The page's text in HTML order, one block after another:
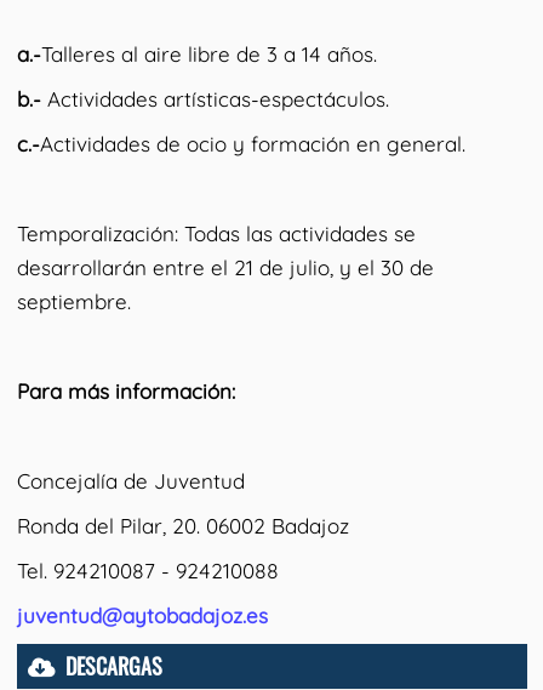
a.-Talleres al aire libre de 3 a 14 años.
b.-Actividades artísticas-espectáculos.
c.-Actividades de ocio y formación en general.
Temporalización: Todas las actividades se
desarrollarán entre el 21 de julio, y el 30 de
septiembre.
Para más información:
Concejalía de Juventud
Ronda del Pilar, 20. 06002 Badajoz
Tel. 924210087 - 924210088
juventud@aytobadajoz.es
DESCARGAS